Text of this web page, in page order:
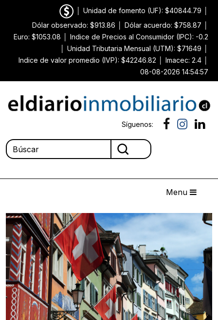
Unidad de fomento (UF): $40844.79
Dólar observado: $913.86
Dólar acuerdo: $758.87
Euro: $1053.08
Indice de Precios al Consumidor (IPC): -0.2
Unidad Tributaria Mensual (UTM): $71649
Indice de valor promedio (IVP): $42246.82
Imacec: 2.4
08-08-2026 14:54:57
Síguenos:
Menu